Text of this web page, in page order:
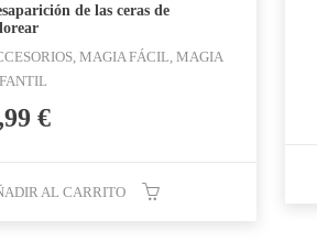
de las ceras de
MAGIA FÁCIL, MAGIA
€
AL CARRITO